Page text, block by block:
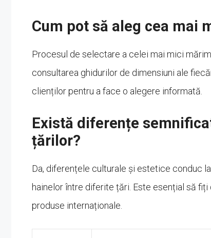
Cum pot să aleg cea mai
Procesul de selectare a celei mai mici
consultarea ghidurilor de dimensiuni ale
clienților pentru a face o alegere informată.
Există diferențe
țărilor?
Da, diferențele culturale și estetice conduc
hainelor între diferite țări. Este esențial să
produse internaționale.